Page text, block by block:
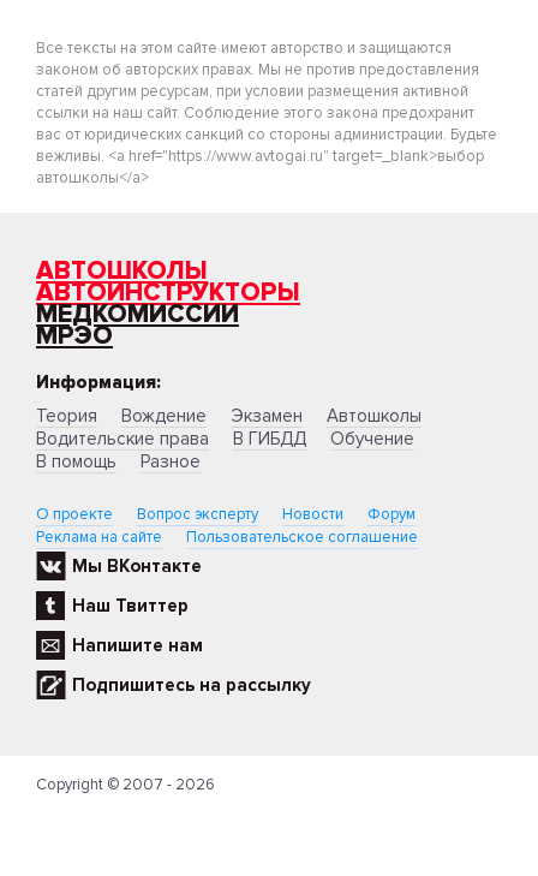
Все тексты на этом сайте имеют авторство и защищаются
законом об авторских правах. Мы не против предоставления
статей другим ресурсам, при условии размещения активной
ссылки на наш сайт. Соблюдение этого закона предохранит
вас от юридических санкций со стороны администрации. Будьте
вежливы. <a href="https://www.avtogai.ru" target=_blank>выбор
автошколы</a>
АВТОШКОЛЫ
АВТОИНСТРУКТОРЫ
МЕДКОМИССИИ
МРЭО
Информация:
Теория
Вождение Экзамен
Автошколы
Водительские права
В ГИБДД
Обучение
В помощь
Разное
О проекте Вопрос эксперту Новости
Форум
Реклама на сайте
Пользовательское соглашение
Мы ВКонтакте
Наш Твиттер
Напишите нам
Подпишитесь на рассылку
Copyright © 2007 - 2026